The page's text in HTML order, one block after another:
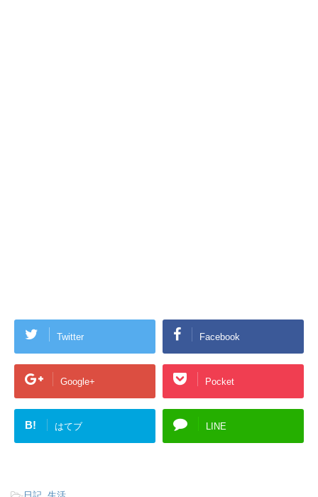
Twitter Facebook
Google+ Pocket
B! はてブ LINE